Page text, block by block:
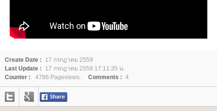
Create Date :
17 กรกฎาคม 2559
Last Update :
17 กรกฎาคม 2559 17:11:35 น.
Counter :
4786 Pageviews. Comments : 4